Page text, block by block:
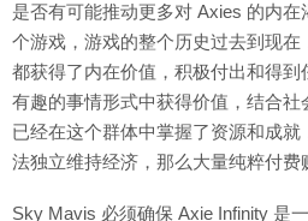
是否有可能推动更多对 Axies 的内
个游戏，游戏的整个历史过去到现在
都获得了内在价值，积极付出和得
有趣的事情形式中获得价值，结合
已经在这个群体中掌握了资源和成
法独立维持经济，那么大量纯粹付费
Sky Mavis 必须确保 Axie Infinity 是